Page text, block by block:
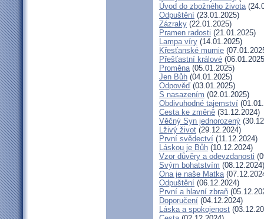
Úvod do zbožného života
Odpuštění (23.01.2025)
Zázraky (22.01.2025)
Pramen radosti (21.01.2025)
Lampa víry (14.01.2025)
Křesťanské mumie
Přešťastní králové
Proměna(05.01.2025)
Jen Bůh (04.01.2025)
Odpověď (03.01.2025)
S nasazením (02.01.2025)
Obdivuhodné tajemství
Cesta ke změně (31.12.2024)
Věčný Syn jednorozený
Lživý život (29.12.2024)
První svědectví (11.12.2024)
Láskou je Bůh (10.12.2024)
Vzor důvěry a odevzdanosti
Svým bohatstvím (08.12.2024)
Ona je naše Matka
Odpuštění (06.12.2024)
První a hlavní zbraň
Doporučení (04.12.2024)
Láska a spokojenost